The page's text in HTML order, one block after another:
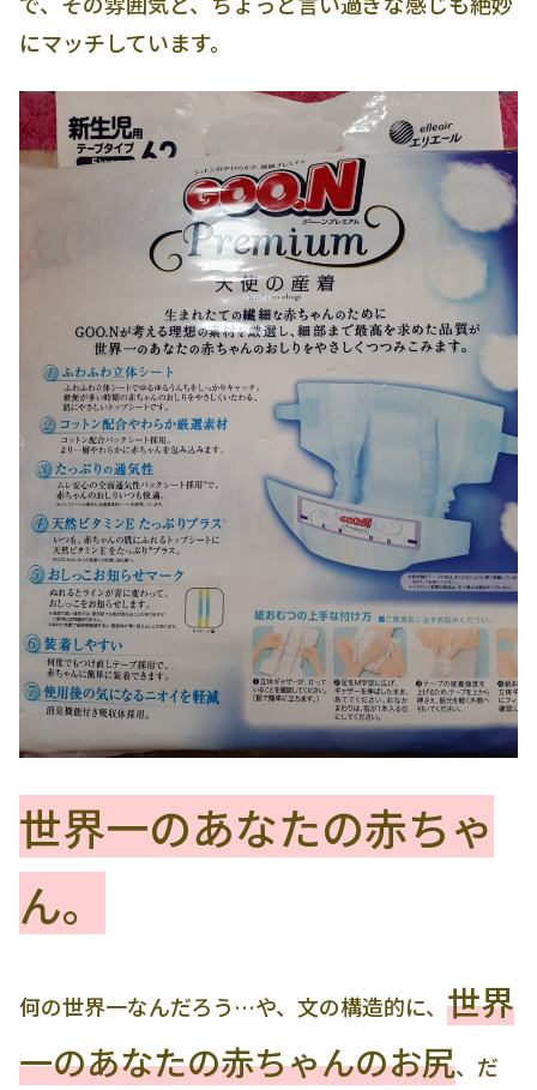
にマッチしています。
世界一のあなたの赤ちゃ
ん。
何の世界一なんだろう…や、文の構造的に、 世界
一のあなたの赤ちゃんのお尻、だ